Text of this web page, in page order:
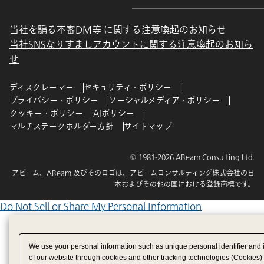
当社を騙る不審DM等 に関する注意喚起のお知らせ
当社SNSなりすましアカウントに関する注意喚起のお知ら
せ
ディスクレーマー
セキュリティ・ポリシー
プライバシー・ポリシー
ソーシャルメディア・ポリシー
クッキー・ポリシー
AIポリシー
マルチステークホルダー方針
サイトマップ
© 1981-2026 ABeam Consulting Ltd.
アビーム、ABeam 及びそのロゴは、アビームコンサルティング株式会社の日
本およびその他の国における登録商標です。
Do Not Sell or Share My Personal Information
We use your personal information such as unique personal identifier
of our website through cookies and other tracking technologies